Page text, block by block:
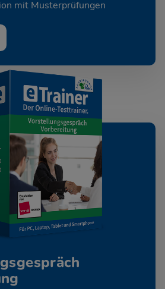
mit Musterprüfungen